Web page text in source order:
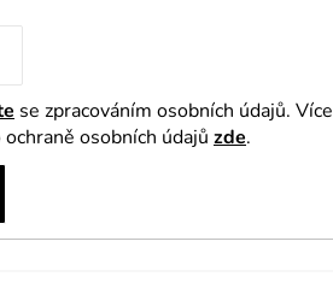
se zpracováním osobních údajů. Více
osobních údajů zde.